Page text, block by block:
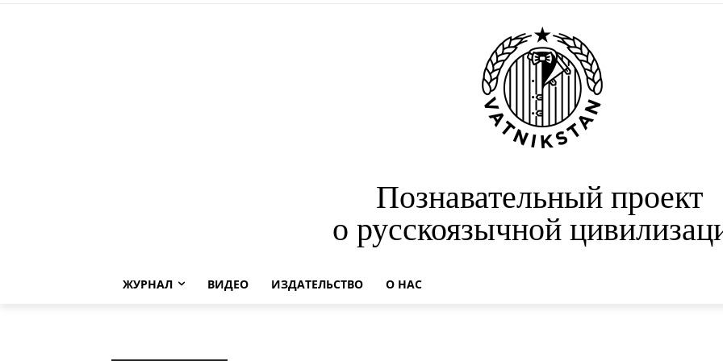
Познавательный проект
о русскоязычной
ЖУРНАЛ ВИДЕО ИЗДАТЕЛЬСТВО О НАС